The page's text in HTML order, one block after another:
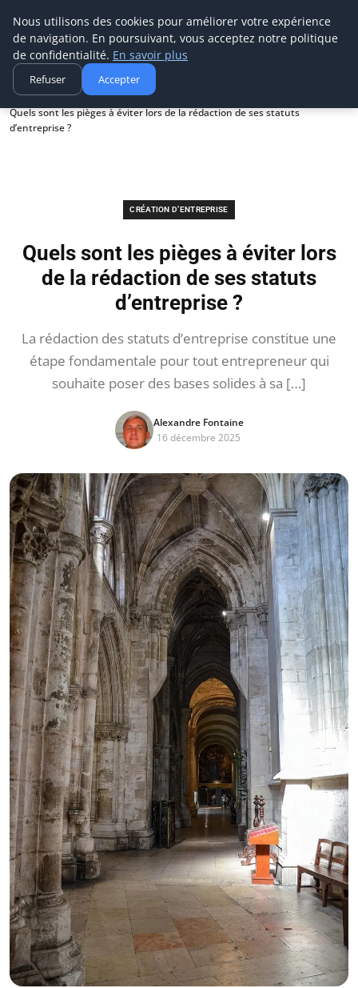
Aecme
Accueil
Création d’entreprise
Quels sont les pièges à éviter lors de la rédaction de ses statuts
d’entreprise ?
CRÉATION D’ENTREPRISE
Quels sont les pièges à éviter lors
de la rédaction de ses statuts
d’entreprise ?
La rédaction des statuts d’entreprise constitue une
étape fondamentale pour tout entrepreneur qui
souhaite poser des bases solides à sa […]
Alexandre Fontaine
16 décembre 2025
Nous utilisons des cookies pour améliorer votre expérience
de navigation. En poursuivant, vous acceptez notre politique
de confidentialité. En savoir plus
Refuser Accepter